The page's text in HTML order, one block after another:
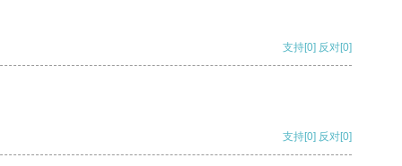
支持[0] 反对[0]
支持[0] 反对[0]